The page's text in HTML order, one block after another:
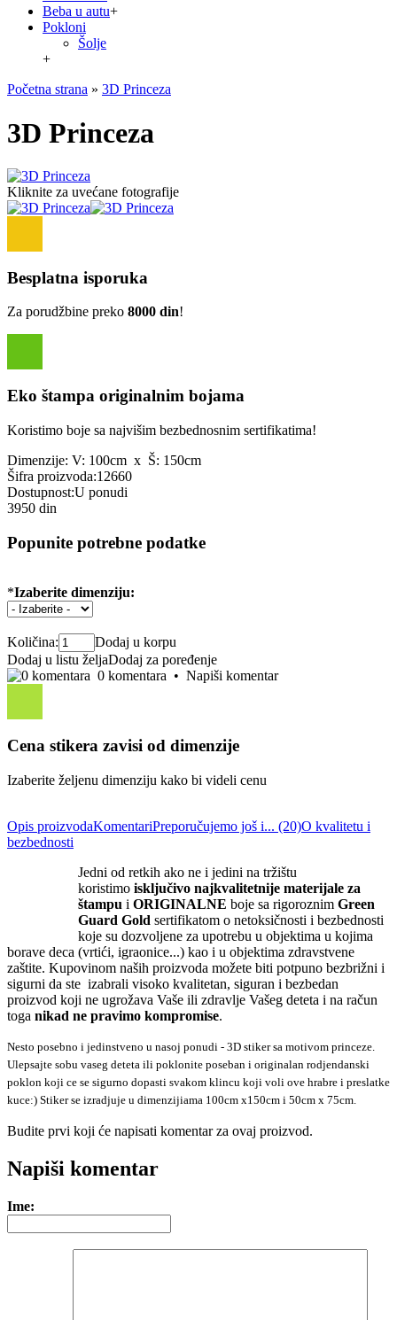
Beba u autu+
Pokloni
Šolje
+
Početna strana » 3D Princeza
3D Princeza
Kliknite za uvećane fotografije
Besplatna isporuka
Za porudžbine preko 8000 din!
Eko štampa originalnim bojama
Koristimo boje sa najvišim bezbednosnim sertifikatima!
Dimenzije: V: 100cm x Š: 150cm
Šifra proizvoda:12660
Dostupnost:U ponudi
3950 din
Popunite potrebne podatke
*Izaberite dimenziju:
Količina:
Dodaj u korpu
Dodaj u listu željaDodaj za poređenje
0 komentara • Napiši komentar
Cena stikera zavisi od dimenzije
Izaberite željenu dimenziju kako bi videli cenu
Opis proizvodaKomentariPreporučujemo još i... (20)O kvalitetu i
bezbednosti
Jedni od retkih ako ne i jedini na tržištu
koristimo isključivo najkvalitetnije materijale za
štampu i ORIGINALNE boje sa rigoroznim Green
Guard Gold sertifikatom o netoksičnosti i bezbednosti
koje su dozvoljene za upotrebu u objektima u kojima
borave deca (vrtići, igraonice...) kao i u objektima zdravstvene
zaštite. Kupovinom naših proizvoda možete biti potpuno bezbrižni i
sigurni da ste izabrali visoko kvalitetan, siguran i bezbedan
proizvod koji ne ugrožava Vaše ili zdravlje Vašeg deteta i na račun
toga nikad ne pravimo kompromise.
Nesto posebno i jedinstveno u nasoj ponudi - 3D stiker sa motivom princeze.
Ulepsajte sobu vaseg deteta ili poklonite poseban i originalan rodjendanski
poklon koji ce se sigurno dopasti svakom klincu koji voli ove hrabre i preslatke
kuce:) Stiker se izradjuje u dimenzijiama 100cm x150cm i 50cm x 75cm.
Budite prvi koji će napisati komentar za ovaj proizvod.
Napiši komentar
Ime: